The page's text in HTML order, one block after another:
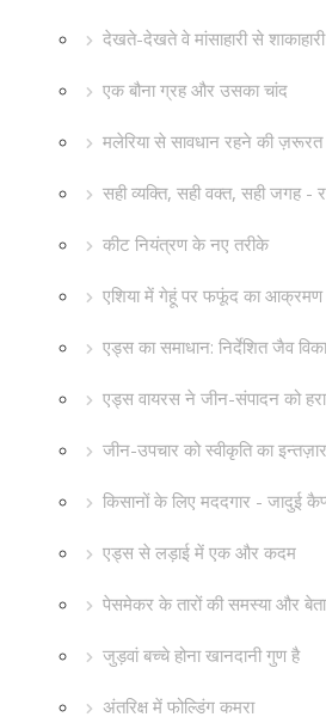
देखते-देखते वे मांसाहारी से
एक बौना ग्रह और उसका चांद
मलेरिया से सावधान रहने की ज़रूरत
सही व्यक्ति, सही वक्त, सही जगह -
कीट नियंत्रण के नए तरीके
एशिया में गेहूं पर फफूंद का आक्रमण
एड्स का समाधान: निर्देशित जैव
एड्स वायरस ने जीन-संपादन को
जीन-उपचार को स्वीकृति का इन्तज़ार
किसानों के लिए मददगार - जादुई
एड्स से लड़ाई में एक और कदम
पेसमेकर के तारों की समस्या और
जुड़वां बच्चे होना खानदानी गुण है
अंतरिक्ष में फोल्डिंग कमरा